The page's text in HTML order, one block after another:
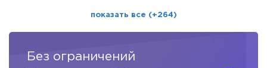
показать все (+264)
Без ограничений